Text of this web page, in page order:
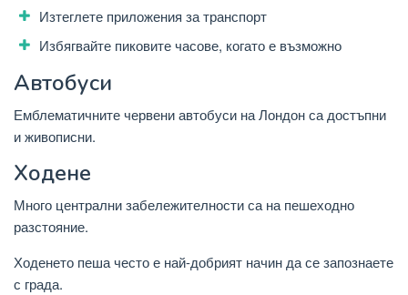
Изтеглете приложения за транспорт
Избягвайте пиковите часове, когато е възможно
Автобуси
Емблематичните червени автобуси на Лондон са достъпни
и живописни.
Ходене
Много централни забележителности са на пешеходно
разстояние.
Ходенето пеша често е най-добрият начин да се запознаете
с града.